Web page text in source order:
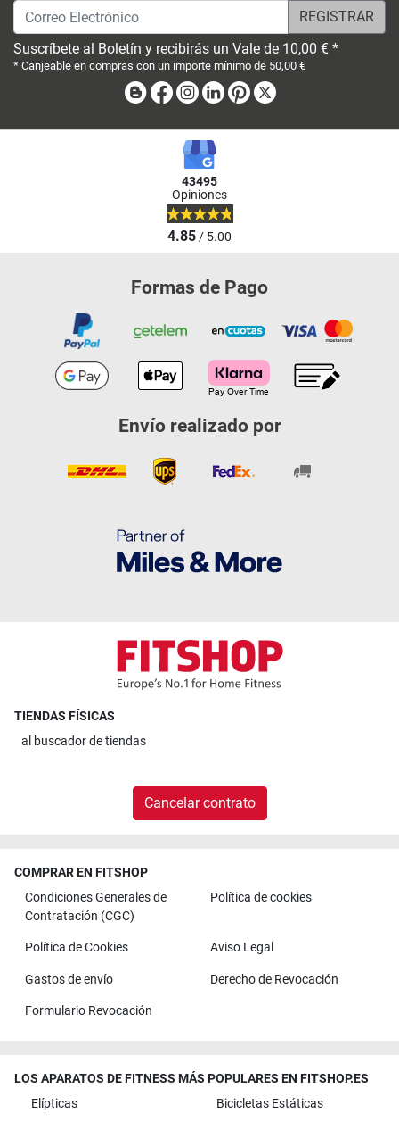
Correo Electrónico
Suscríbete al Boletín y recibirás un Vale de 10,00 € *
* Canjeable en compras con un importe mínimo de 50,00 €
BlogFacebook
Instagram
LinkedinPinterest
43495
Opiniones
4.85/ 5.00
Formas de Pago
Envío realizado por
TIENDAS FÍSICAS
al buscador de tiendas
Cancelar contrato
COMPRAR EN FITSHOP
Condiciones Generales de
Contratación (CGC)
Política de cookies
Política de Cookies Aviso Legal
Gastos de envío Derecho de Revocación
Formulario Revocación
LOS APARATOS DE FITNESS MÁS POPULARES EN FITSHOP.ES
Elípticas
Bicicletas Estáticas